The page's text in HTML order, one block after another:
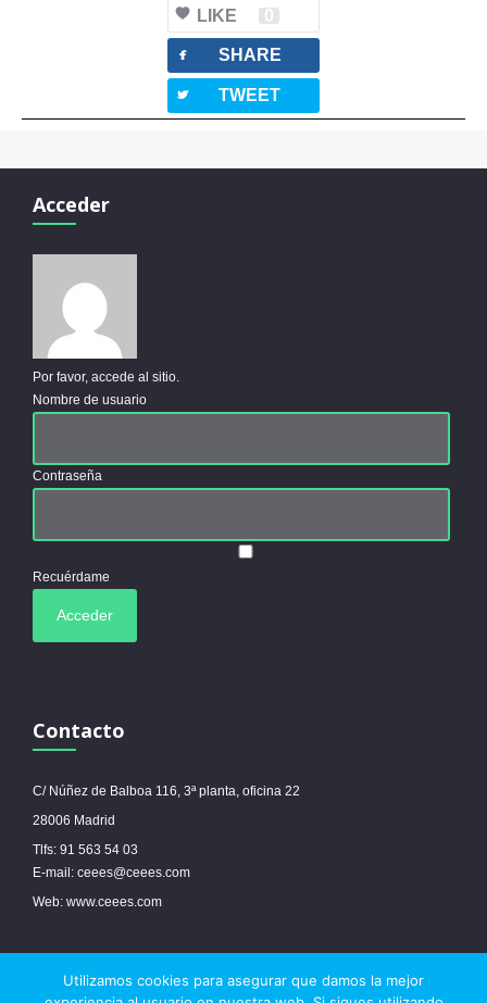
LIKE 0
facebook SHARE
twitterbird TWEET
Acceder
Por favor, accede al sitio.
Nombre de usuario
Contraseña
Recuérdame
Contacto
C/ Núñez de Balboa 116, 3ª planta, oficina 22
28006 Madrid
Tlfs: 91 563 54 03
E-mail: ceees@ceees.com
Web: www.ceees.com
© 2017 Ceees - Sitio web desarrollado por espa.es-Aviso legal -Política de
Utilizamos cookies para asegurar que damos la mejor